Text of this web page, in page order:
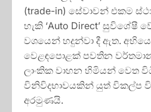
(trade-in) සේවාවන් එකම
හැකි ‘Auto Direct’ සුවිශේෂී
වශයෙන් හදුන්වා දී ඇත.
වෙළඳපොළක් පවතින වර්තමාන
ලාංකික වාහන හිමියන් වෙත
විනිවිදභාවයකින් යුත් විකල්ප
අරමුණයි.